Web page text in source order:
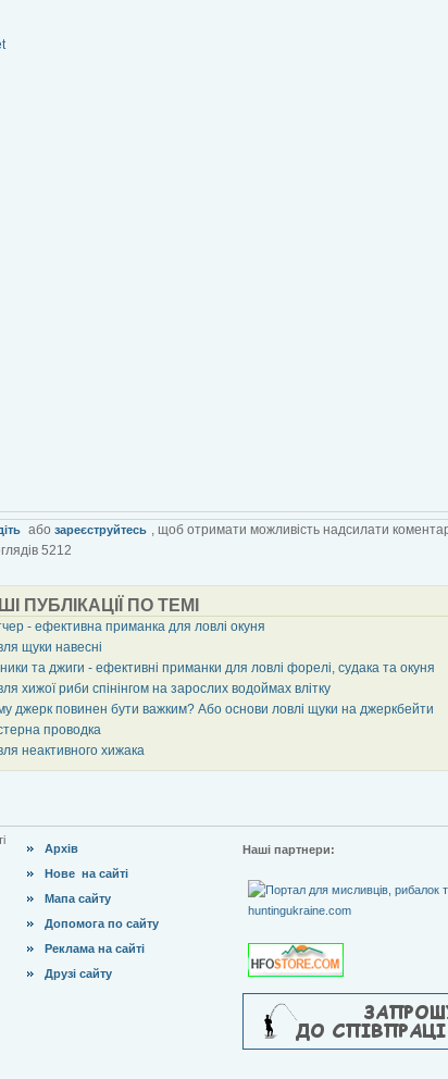
або зареєструйтесь , щоб отримати можливість надсилати
5212
ПУБЛІКАЦІЇ ПО ТЕМІ
- ефективна приманка для ловлі окуня
щуки навесні
та джиги - ефективні приманки для ловлі форелі, судака та окуня
хижої риби спінінгом на зарослих водоймах влітку
джерк повинен бути важким? Або основи ловлі щуки на джеркбейти
проводка
неактивного хижака
Архів
Нове на сайті
Мапа сайту
Допомога по сайту
Реклама на сайті
Друзі сайту
Наші партнери: